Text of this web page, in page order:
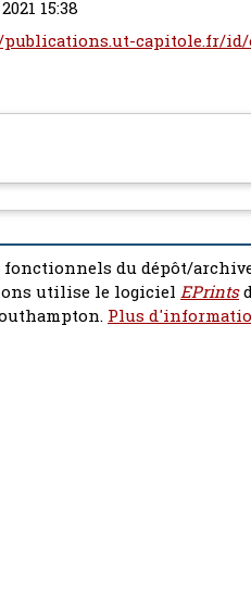
15:38
publications.ut-capitole.fr/
du dépôt/
utilise le logiciel EPrints
Plus